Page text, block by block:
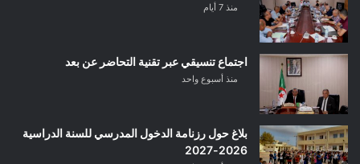
منذ 7 أيام
اجتماع تنسيقي عبر تقنية التحاضر عن بعد
منذ أسبوع واحد
بلاغ حول رزنامة الدخول المدرسي للسنة الدراسية
2026-2027